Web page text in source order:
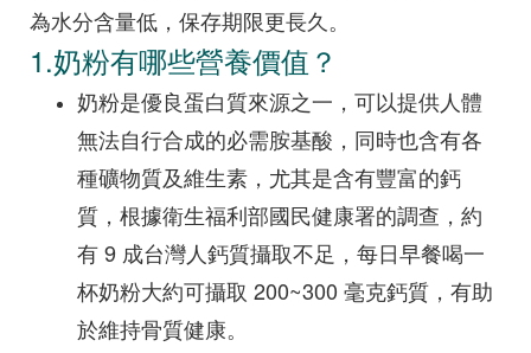
為水分含量低，保存期限更長久。
1.奶粉有哪些營養價值？
奶粉是優良蛋白質來源之一，可以提供人體
無法自行合成的必需胺基酸，同時也含有各
種礦物質及維生素，尤其是含有豐富的鈣
質，根據衛生福利部國民健康署的調查，約
有 9 成台灣人鈣質攝取不足，每日早餐喝一
杯奶粉大約可攝取 200~300 毫克鈣質，有助
於維持骨質健康。